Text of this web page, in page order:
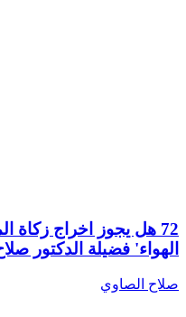
72 هل يجوز اخراج
الهواء' فضيلة الدكتور
صلاح الصاوي